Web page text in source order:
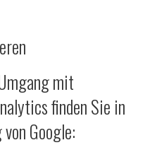
mit
finden Sie in
Google: